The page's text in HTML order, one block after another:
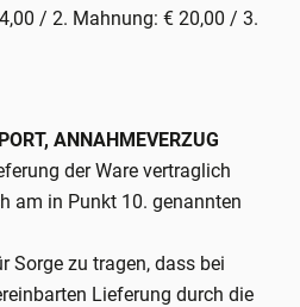
/ 2. Mahnung: € 20,00 / 3.
ANNAHMEVERZUG
der Ware vertraglich
am in Punkt 10. genannten
Sorge zu tragen, dass bei
Lieferung durch die